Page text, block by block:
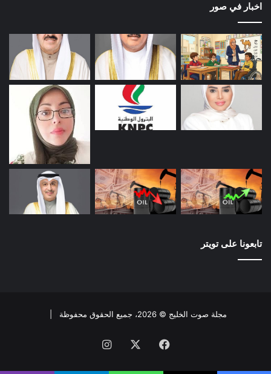
اخبار في صور
تابعونا على تويتر
مجلة صوت الخليج © 2026، جميع الحقوق محفوظة |
فيسبوك انستقرام